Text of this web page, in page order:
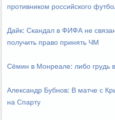
противником российского
Дайк: Скандал в ФИФА не
получить право принять ЧМ
Сёмин в Монреале: либо грудь
Александр Бубнов: В матче с
на Спарту